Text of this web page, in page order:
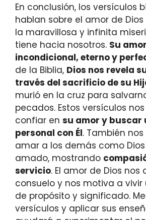
En conclusión, los versículos
hablan sobre el amor de
la maravillosa y infinita
tiene hacia nosotros. Su
incondicional, eterno y
de la Biblia, Dios nos revela
través del sacrificio de su
murió en la cruz para
pecados. Estos versículos
confiar en su amor y buscar
personal con Él. También
amar a los demás como
amado, mostrando
servicio. El amor de Dios nos
consuelo y nos motiva a
de propósito y significado.
versículos y aplicar sus